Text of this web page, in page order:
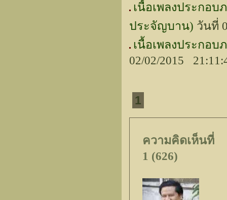
เนื้อเพลงประกอบ
ประจัญบาน) วันที่
เนื้อเพลงประกอบ
02/02/2015
1
ความคิดเห็นที่
1 (626)